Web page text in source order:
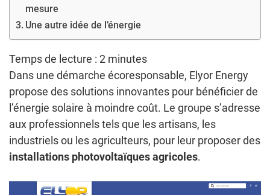
mesure
Une autre idée de l’énergie
Temps de lecture : 2 minutes
Dans une démarche écoresponsable, Elyor Energy
propose des solutions innovantes pour bénéficier de
l’énergie solaire à moindre coût. Le groupe s’adresse
aux professionnels tels que les artisans, les
industriels ou les agriculteurs, pour leur proposer des
installations photovoltaïques agricoles.